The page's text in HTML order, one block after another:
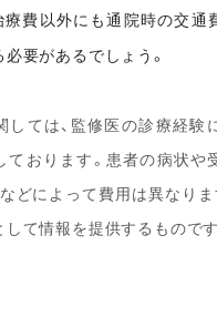
療費以外にも通院時の交通
要があるでしょう。
ては、監修医の診療経験
ております。患者の病状や
などによって費用は異なり
て情報を提供するものです